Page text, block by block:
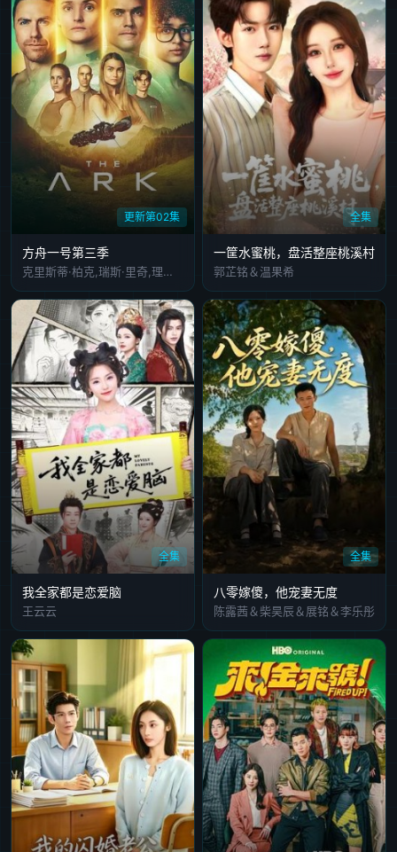
更新第02集
方舟一号第三季
克里斯蒂·柏克,瑞斯·里奇,理查德·弗利施曼,瑞安·亚当斯,帕夫莱·耶里尼奇,沙利妮·佩里斯,蒂安娜·乌普切娃,戴安娜·贝穆德斯,贾德兰·马尔科维奇,克里斯蒂娜·沃尔夫,塔玛拉·拉多瓦诺维奇
全集
一筐水蜜桃，盘活整座桃溪村
郭芷铭＆温果希
全集
我全家都是恋爱脑
王云云
全集
八零嫁傻，他宠妻无度
陈露茜＆柴昊辰＆展铭＆李乐彤